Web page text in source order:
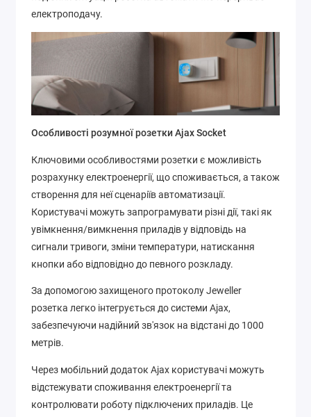
електроподачу.
Особливості розумної розетки Ajax Socket
Ключовими особливостями розетки є можливість
розрахунку електроенергії, що споживається, а також
створення для неї сценаріїв автоматизації.
Користувачі можуть запрограмувати різні дії, такі як
увімкнення/вимкнення приладів у відповідь на
сигнали тривоги, зміни температури, натискання
кнопки або відповідно до певного розкладу.
За допомогою захищеного протоколу Jeweller
розетка легко інтегрується до системи Ajax,
забезпечуючи надійний зв'язок на відстані до 1000
метрів.
Через мобільний додаток Ajax користувачі можуть
відстежувати споживання електроенергії та
контролювати роботу підключених приладів. Це